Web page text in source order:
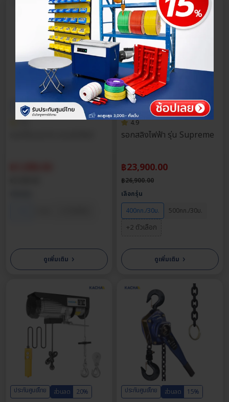
ยกของต่างๆ โกดังสินค้า หรือธุรกิจ SME ต่าง ๆ การันตีคุณภาพ ได้
มาตรฐานอุตสาหกรรม พร้อมรับประกันสินค้า ราคาที่คุณจับต้องได้
นอกจากนี้ รอกไฟฟ้า แบบแขวน สามารถใช้ร่วมกับโครงติดรอกยกของ
ลวดสลิงหรือเชือกได้ด้วย
ข้อมูลสินค้า
ทำไมต้อง รอกสลิงไฟฟ้า แบบ
ของ KACHA
ประกันศูนย์ไทย ส่วนลด
15%
4.9
ดูเพิ่มเติม ›
ประกันศูนย์ไทย ส่วนลด
11%
4.9
รอกสลิงไฟฟ้า รุ่น Supreme
฿23,900.00
฿26,900.00
เลือกรุ่น
400กก./30ม.
500กก./30ม.
+2 ตัวเลือก
ดูเพิ่มเติม ›
ประกันศูนย์ไทย ส่วนลด
20%
ประกันศูนย์ไทย ส่วนลด
15%